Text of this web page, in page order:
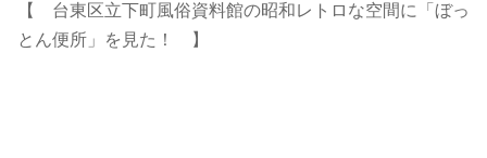
【 台東区立下町風俗資料館の昭和レトロな空間に「ぼっ
とん便所」を見た！ 】